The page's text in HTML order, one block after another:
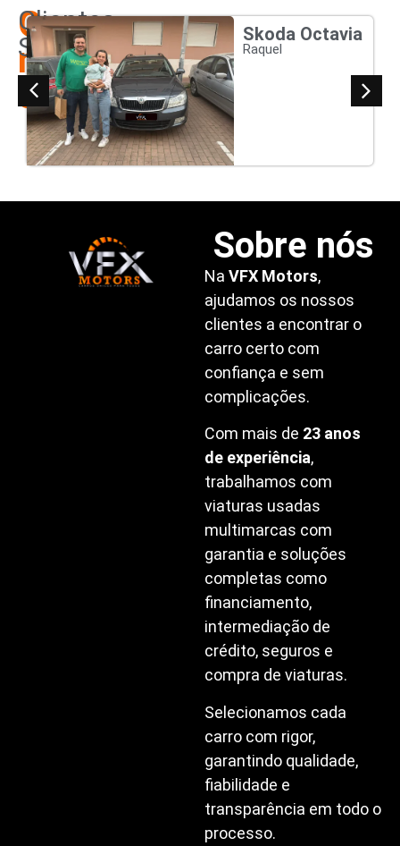
Os
nossos
clientes
Clientes
Satisfeitos
Skoda Octavia
Raquel
Sobre nós
NaVFX Motors,
ajudamos os nossos
clientes a encontrar o
carro certo com
confiança e sem
complicações.
Com mais de 23 anos
de experiência,
trabalhamos com
viaturas usadas
multimarcas com
garantia e soluções
completas como
financiamento,
intermediação de
crédito, seguros e
compra de viaturas.
Selecionamos cada
carro com rigor,
garantindo qualidade,
fiabilidade e
transparência em todo o
processo.